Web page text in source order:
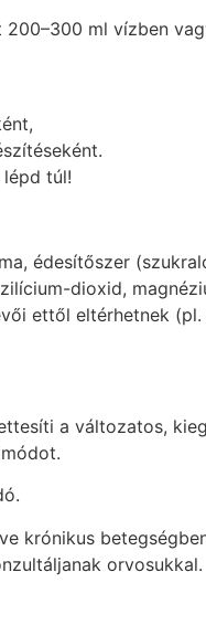
ml vízben
túl!
édesítőszer
dioxid,
ettől eltérhetnek (pl.
a változatos,
krónikus
orvosukkal.